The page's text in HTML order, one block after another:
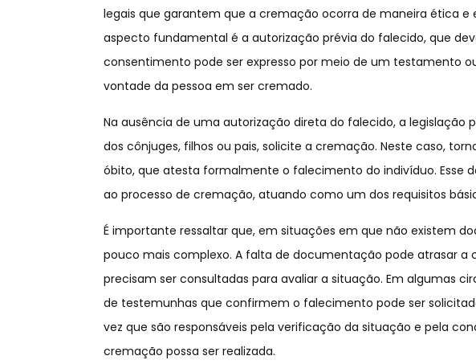
legais que garantem que a cremação ocorra de maneira ética
aspecto fundamental é a autorização prévia do falecido, que
consentimento pode ser expresso por meio de um testamento
vontade da pessoa em ser cremado.
Na ausência de uma autorização direta do falecido, a
dos cônjuges, filhos ou pais, solicite a cremação. Neste caso,
óbito, que atesta formalmente o falecimento do indivíduo. Esse
ao processo de cremação, atuando como um dos requisitos
É importante ressaltar que, em situações em que não existem
pouco mais complexo. A falta de documentação pode atrasar a
precisam ser consultadas para avaliar a situação. Em algumas
de testemunhas que confirmem o falecimento pode ser
vez que são responsáveis pela verificação da situação e pela
cremação possa ser realizada.